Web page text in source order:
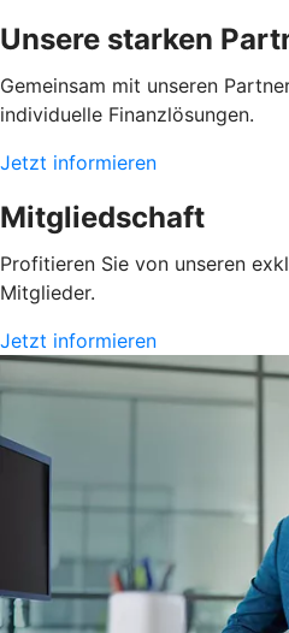
Unsere starken
Gemeinsam mit unseren
individuelle Finanzlösungen.
Jetzt informieren
Mitgliedschaft
Profitieren Sie von unseren
Mitglieder.
Jetzt informieren